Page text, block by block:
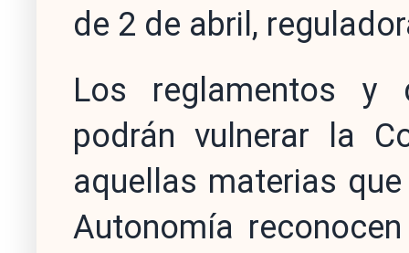
de 2 de abril,
Los reglamentos y
podrán vulnerar la
aquellas materias
Autonomía